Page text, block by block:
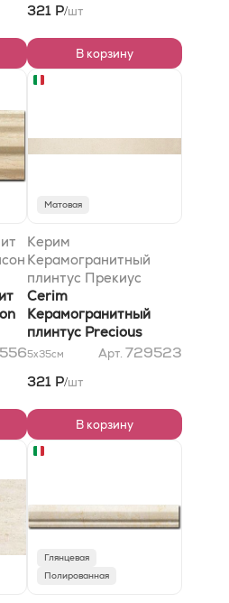
321 Р/шт
В корзину
Матовая
Керим
Керамогранитный
плинтус Прекиус
Баттископа Крим
7x32,1
Cerim
Керамогранитный
плинтус Precious
Battiscopa Cream
5x35см Арт. 729523
321 Р/шт
В корзину
Глянцевая
Полированная